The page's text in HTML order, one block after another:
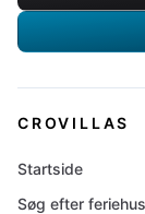
CROVILLAS
Startside
Søg efter